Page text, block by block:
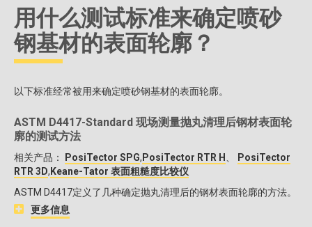
用什么测试标准来确定喷砂
钢基材的表面轮廓？
以下标准经常被用来确定喷砂钢基材的表面轮廓。
ASTM D4417-Standard 现场测量抛丸清理后钢材表面轮
廓的测试方法
相关产品： PosiTector SPG, PosiTector RTR H
PosiTector
RTR 3D, Keane-Tator 表面粗糙度比较仪
ASTM D4417定义了几种确定抛丸清理后的钢材表面轮廓的方法。
更多信息